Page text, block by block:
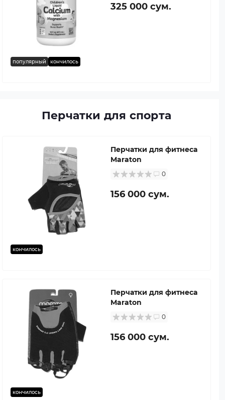
популярный кончилось
325 000 сум.
Перчатки для спорта
кончилось
Перчатки для фитнеса
Maraton
0
156 000 сум.
кончилось
Перчатки для фитнеса
Maraton
0
156 000 сум.